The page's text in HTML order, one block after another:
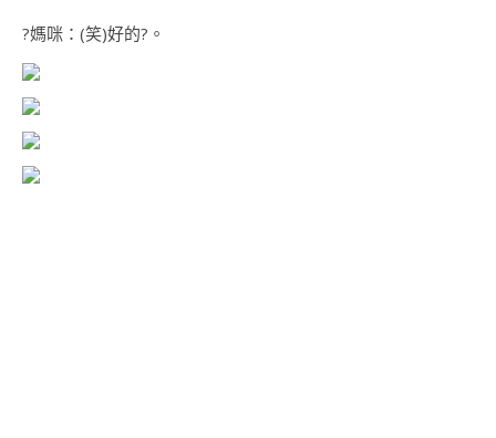
?媽咪：(笑)好的?。